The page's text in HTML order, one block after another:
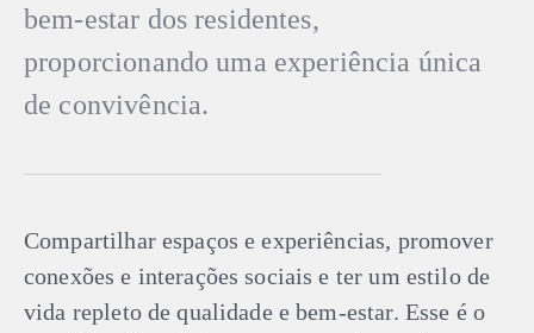
bem-estar dos residentes,
proporcionando uma experiência única
de convivência.
Compartilhar espaços e experiências, promover
conexões e interações sociais e ter um estilo de
vida repleto de qualidade e bem-estar. Esse é o